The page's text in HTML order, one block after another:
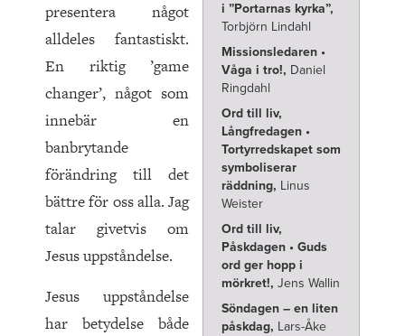
i ”Portarnas kyrka”,
Torbjörn Lindahl
Missionsledaren •
Våga i tro!, Daniel
Ringdahl
Ord till liv,
Långfredagen •
Tortyrredskapet som
symboliserar
räddning, Linus
Weister
Ord till liv,
Påskdagen • Guds
ord ger hopp i
mörkret!, Jens Wallin
Söndagen – en liten
påskdag, Lars-Åke
presentera något
alldeles fantastiskt.
En riktig ’game
changer’, något som
innebär en
banbrytande
förändring till det
bättre för oss alla. Jag
talar givetvis om
Jesus uppståndelse.
Jesus uppståndelse
har betydelse både